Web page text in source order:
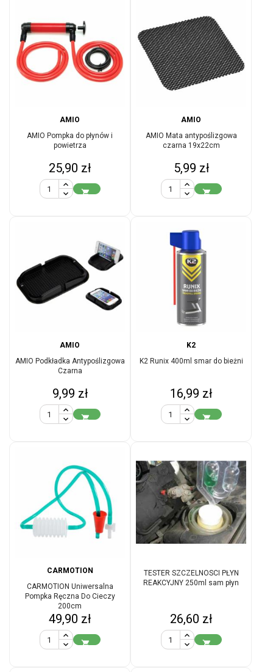
AMIO
AMIO Pompka do płynów i
powietrza
Cena
25,90 zł

AMIO
AMIO Mata antypoślizgowa
czarna 19x22cm
Cena
5,99 zł

AMIO
AMIO Podkładka Antypoślizgowa
Czarna
Cena
9,99 zł

K2
K2 Runix 400ml smar do bieżni
Cena
16,99 zł

CARMOTION
CARMOTION Uniwersalna
Pompka Ręczna Do Cieczy
200cm
Cena
49,90 zł

TESTER SZCZELNOSCI PŁYN
REAKCYJNY 250ml sam płyn
Cena
26,60 zł
